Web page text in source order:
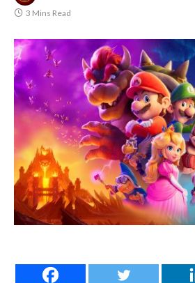
3 Mins Read